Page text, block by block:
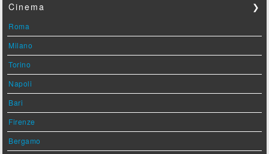
Cinema ❯
Roma
Milano
Torino
Napoli
Bari
Firenze
Bergamo